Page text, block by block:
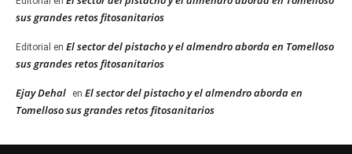
sus grandes retos fitosanitarios
Editorial en El sector del pistacho y el almendro aborda en Tomelloso
sus grandes retos fitosanitarios
Ejay Dehal en El sector del pistacho y el almendro aborda en
Tomelloso sus grandes retos fitosanitarios